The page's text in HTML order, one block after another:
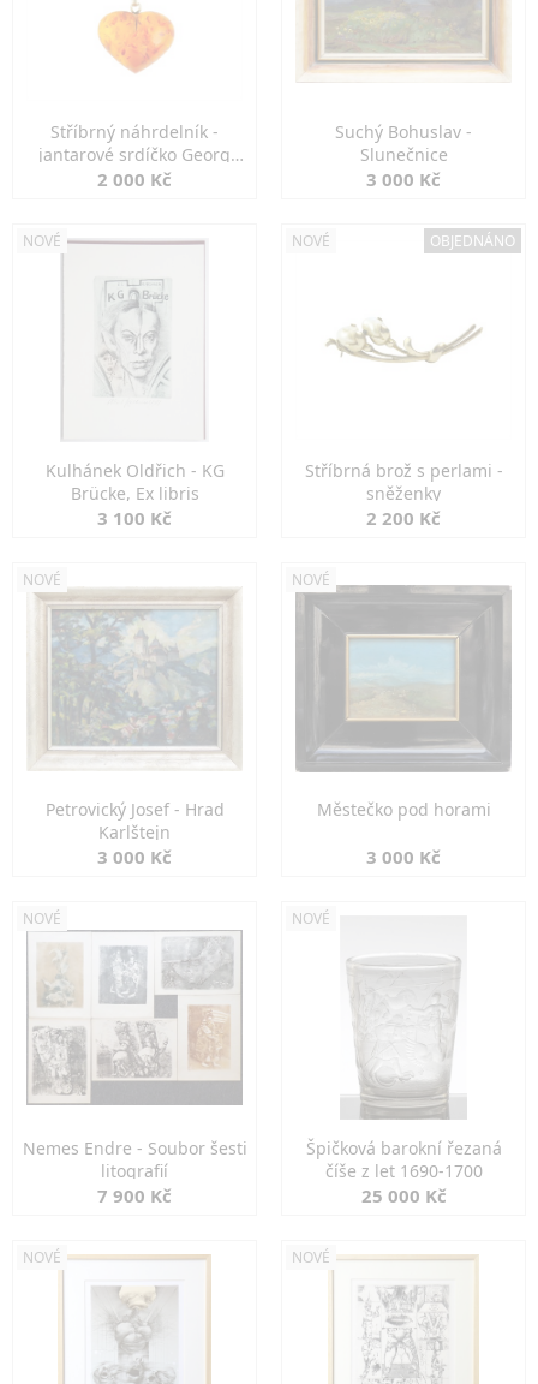
Stříbrný náhrdelník -
jantarové srdíčko Georg
Kramer
2 000 Kč
Suchý Bohuslav -
Slunečnice
3 000 Kč
NOVÉ
Kulhánek Oldřich - KG
Brücke, Ex libris
3 100 Kč
NOVÉ OBJEDNÁNO
Stříbrná brož s perlami -
sněženky
2 200 Kč
NOVÉ
Petrovický Josef - Hrad
Karlštejn
3 000 Kč
NOVÉ
Městečko pod horami
3 000 Kč
NOVÉ
Nemes Endre - Soubor šesti
litografií
7 900 Kč
NOVÉ
Špičková barokní řezaná
číše z let 1690-1700
25 000 Kč
NOVÉ NOVÉ